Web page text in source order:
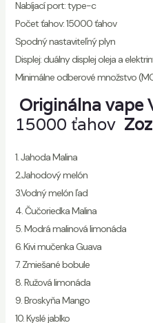
Nabíjací port: type-c
Počet ťahov: 15000 ťahov
Spodný nastaviteľný plyn
Displej: duálny displej oleja a
Minimálne odberové množstvo
Originálna vape
15000 ťahov
1. Jahoda Malina
2.Jahodový melón
3.Vodný melón ľad
4. Čučoriedka Malina
5. Modrá malinová limonáda
6. Kivi mučenka Guava
7. Zmiešané bobule
8. Ružová limonáda
9. Broskyňa Mango
10. Kyslé jablko